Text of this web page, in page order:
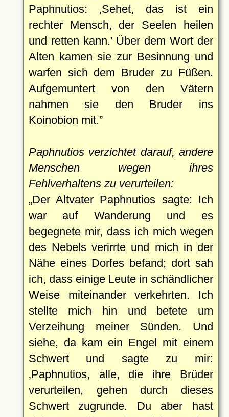
Paphnutios:
Sehet, das ist ein
rechter Mensch, der Seelen heilen
und retten kann.Über dem Wort der
Alten kamen sie zur Besinnung und
warfen sich dem Bruder zu Füßen.
Aufgemuntert von den Vätern
nahmen sie den Bruder ins
Koinobion mit.
Paphnutios verzichtet darauf, andere
Menschen wegen ihres
Fehlverhaltens zu verurteilen:
Der Altvater Paphnutios sagte: Ich
war auf Wanderung und es
begegnete mir, dass ich mich wegen
des Nebels verirrte und mich in der
Nähe eines Dorfes befand; dort sah
ich, dass einige Leute in schändlicher
Weise miteinander verkehrten. Ich
stellte mich hin und betete um
Verzeihung meiner Sünden. Und
siehe, da kam ein Engel mit einem
Schwert und sagte zu mir:
Paphnutios, alle, die ihre Brüder
verurteilen, gehen durch dieses
Schwert zugrunde. Du aber hast